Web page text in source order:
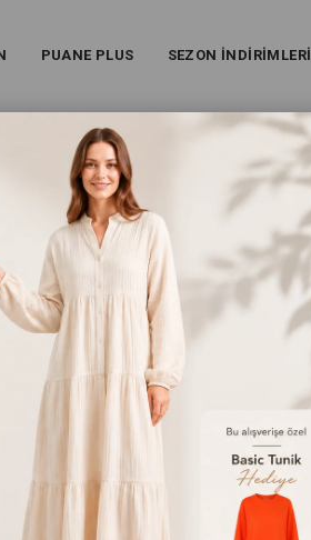
PUANE PLUS SEZON İNDİRİMLERİ
- 20708GML - Lacivert
ediyoruz.